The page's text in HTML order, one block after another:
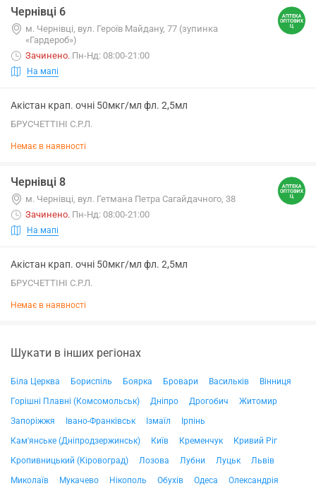
Чернівці 6
м. Чернівці, вул. Героїв Майдану, 77 (зупинка
«Гардероб»)
Зачинено. Пн-Нд: 08:00-21:00
На мапі
Акістан крап. очні 50мкг/мл фл. 2,5мл
БРУСЧЕТТІНІ С.Р.Л.
Немає в наявності
Чернівці 8
м. Чернівці, вул. Гетмана Петра Сагайдачного, 38
Зачинено. Пн-Нд: 08:00-21:00
На мапі
Акістан крап. очні 50мкг/мл фл. 2,5мл
БРУСЧЕТТІНІ С.Р.Л.
Немає в наявності
Шукати в інших регіонах
Біла Церква Бориспіль Боярка Бровари Васильків
Вінниця
Горішні Плавні (Комсомольськ)
Дніпро Дрогобич
Житомир
Запоріжжя
Івано-Франківськ Ізмаїл
Ірпінь
Кам'янське (Дніпродзержинськ)
Київ Кременчук
Кривий Ріг
Кропивницький (Кіровоград)
Лозова Лубни Луцьк
Львів
Миколаїв
Мукачево Нікополь Обухів Одеса
Олександрія